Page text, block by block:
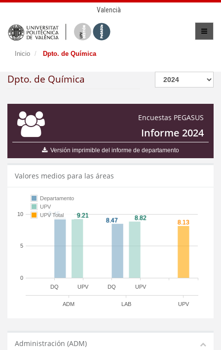
Valencià
Inicio Dpto. de Química
Dpto. de Química
Encuestas PEGASUS
Informe 2024
Versión imprimible del informe de departamento
Valores medios para las áreas
DQ DQ
UPV UPV
ADM LAB UPV
0
5
10
Departamento
UPV
UPV Total
Administración (ADM)